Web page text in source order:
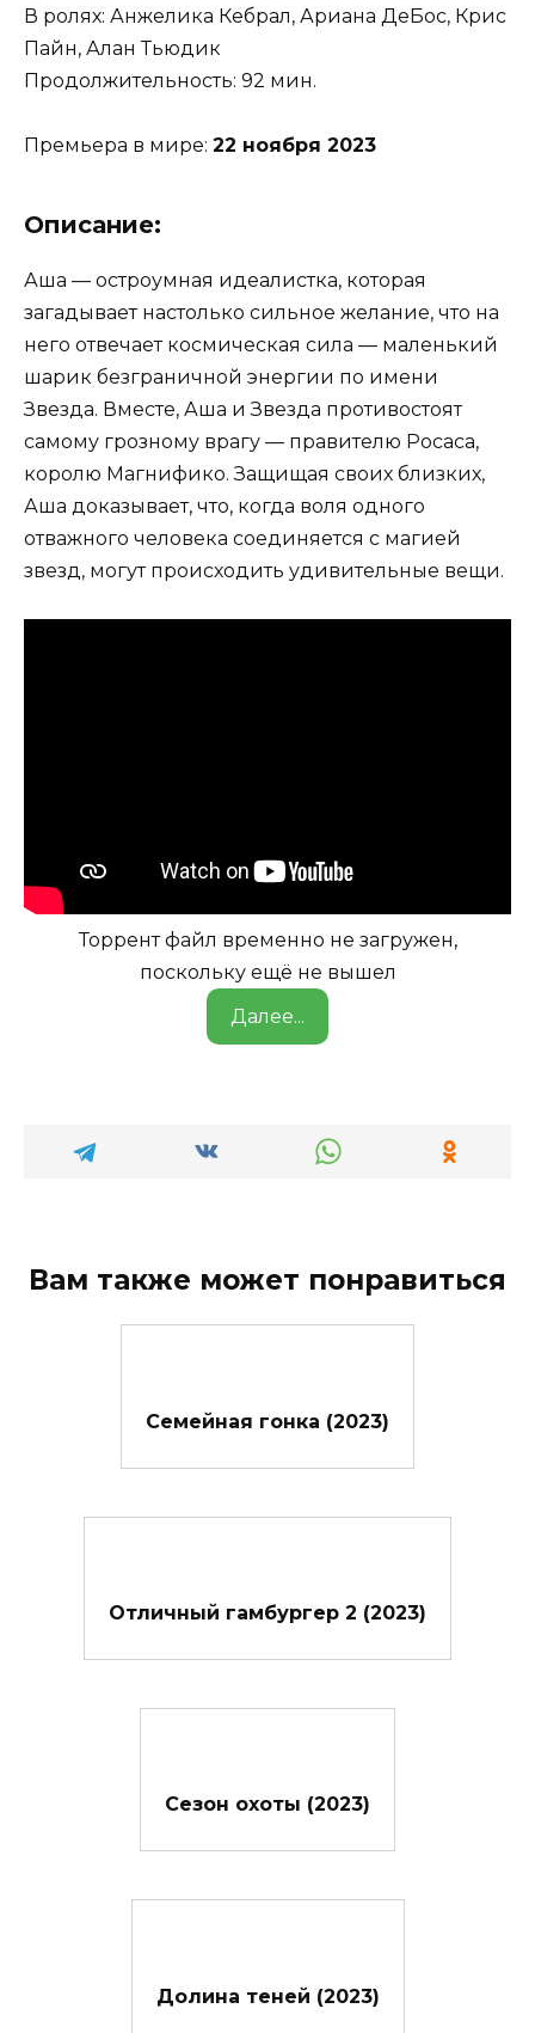
В ролях: Анжелика Кебрал, Ариана ДеБос, Крис
Пайн, Алан Тьюдик
Продолжительность: 92 мин.
Премьера в мире: 22 ноября 2023
Описание:
Аша — остроумная идеалистка, которая
загадывает настолько сильное желание, что на
него отвечает космическая сила — маленький
шарик безграничной энергии по имени
Звезда. Вместе, Аша и Звезда противостоят
самому грозному врагу — правителю Росаса,
королю Магнифико. Защищая своих близких,
Аша доказывает, что, когда воля одного
отважного человека соединяется с магией
звезд, могут происходить удивительные вещи.
Торрент файл временно не загружен,
поскольку ещё не вышел
Далее...
Вам также может понравиться
Семейная гонка (2023)
Отличный гамбургер 2 (2023)
Сезон охоты (2023)
Долина теней (2023)